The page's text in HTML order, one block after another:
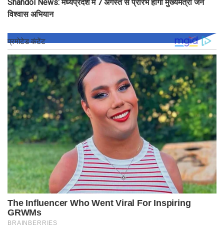
Shahdol News: मध्यप्रदेश में 7 अगस्त से प्रारंभ होगा मुख्यमंत्री जन
विश्वास अभियान